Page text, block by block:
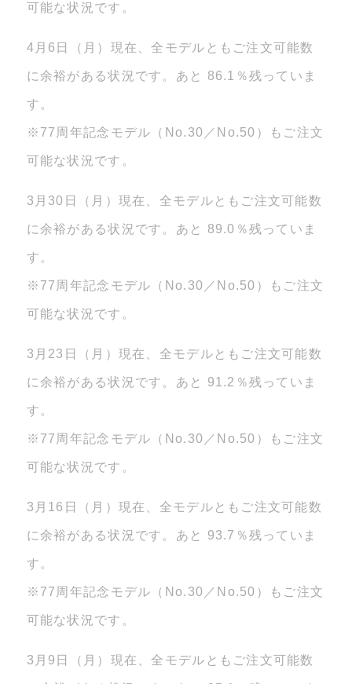
可能な状況です。
4月6日（月）現在、全モデルともご注文可能数
に余裕がある状況です。あと 86.1％残っていま
す。
※77周年記念モデル（No.30／No.50）もご注文
可能な状況です。
3月30日（月）現在、全モデルともご注文可能数
に余裕がある状況です。あと 89.0％残っていま
す。
※77周年記念モデル（No.30／No.50）もご注文
可能な状況です。
3月23日（月）現在、全モデルともご注文可能数
に余裕がある状況です。あと 91.2％残っていま
す。
※77周年記念モデル（No.30／No.50）もご注文
可能な状況です。
3月16日（月）現在、全モデルともご注文可能数
に余裕がある状況です。あと 93.7％残っていま
す。
※77周年記念モデル（No.30／No.50）もご注文
可能な状況です。
3月9日（月）現在、全モデルともご注文可能数